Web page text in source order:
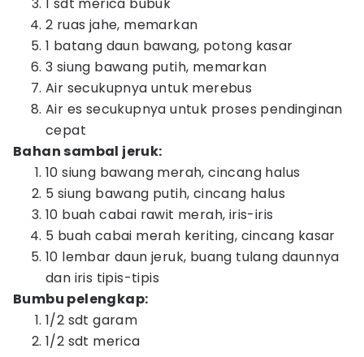
2 ruas jahe, memarkan
1 batang daun bawang, potong kasar
3 siung bawang putih, memarkan
Air secukupnya untuk merebus
Air es secukupnya untuk proses pendinginan
cepat
Bahan sambal jeruk:
10 siung bawang merah, cincang halus
5 siung bawang putih, cincang halus
10 buah cabai rawit merah, iris-iris
5 buah cabai merah keriting, cincang kasar
10 lembar daun jeruk, buang tulang daunnya
dan iris tipis-tipis
Bumbu pelengkap:
1/2 sdt garam
1/2 sdt merica